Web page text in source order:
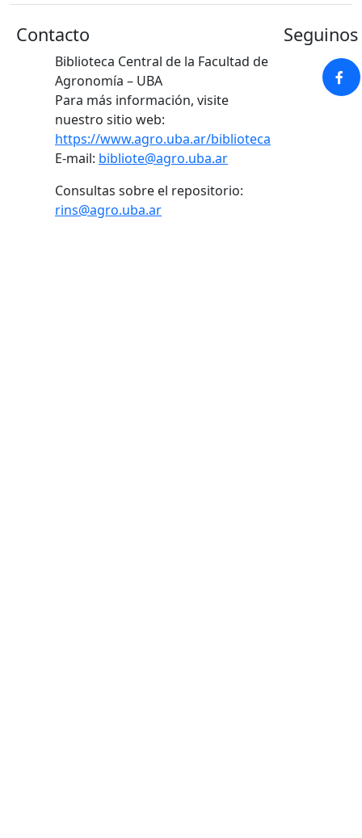
Contacto
Biblioteca Central de la Facultad de
Agronomía – UBA
Para más información, visite
nuestro sitio web:
https://www.agro.uba.ar/biblioteca
E-mail: bibliote@agro.uba.ar
Consultas sobre el repositorio:
rins@agro.uba.ar